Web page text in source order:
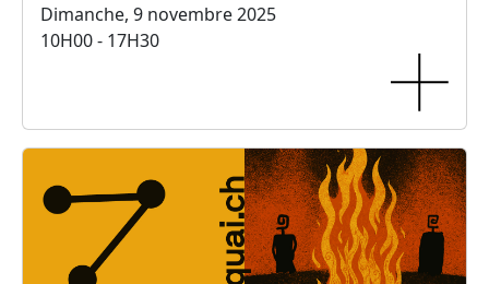
Dimanche, 9 novembre 2025
10H00 - 17H30